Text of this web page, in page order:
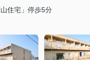
住宅」停歩5分